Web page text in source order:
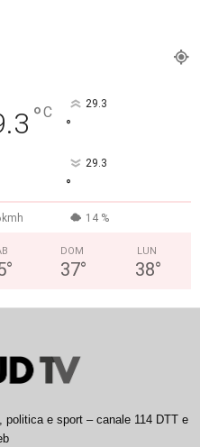
°C 29.3
°
29.3
°
14 %
°
DOM
37°
LUN
38°
politica e sport – canale 114 DTT e